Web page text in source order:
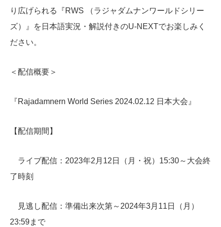
り広げられる『RWS （ラジャダムナンワールドシリー
ズ）』を日本語実況・解説付きのU-NEXTでお楽しみく
ださい。
＜配信概要＞
『Rajadamnern World Series 2024.02.12 日本大会』
【配信期間】
ライブ配信：2023年2月12日（月・祝）15:30～大会終
了時刻
見逃し配信：準備出来次第～2024年3月11日（月）
23:59まで